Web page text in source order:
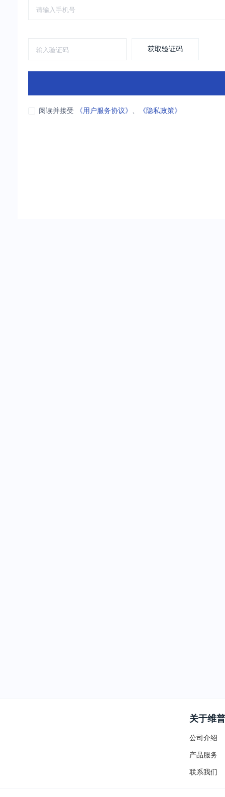
获取验证码
阅读并接受 《用户服务协议》 、 《隐私政策》
关于维普
公司介绍
产品服务
联系我们